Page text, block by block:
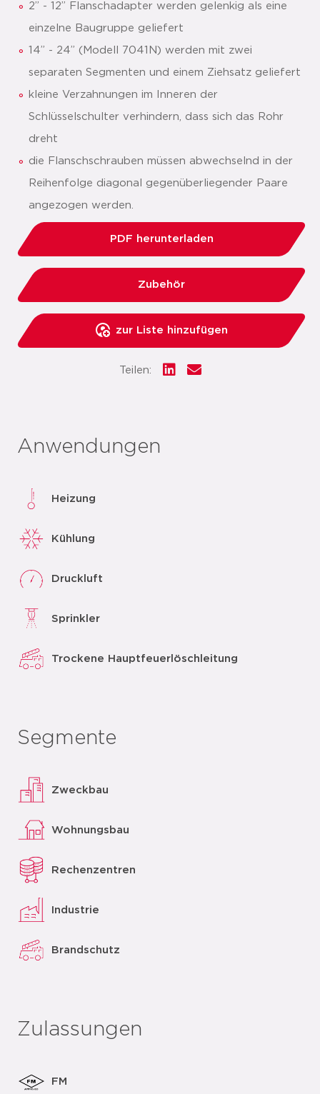
2” - 12” Flanschadapter werden gelenkig als eine
einzelne Baugruppe geliefert
14” - 24” (Modell 7041N) werden mit zwei
separaten Segmenten und einem Ziehsatz geliefert
kleine Verzahnungen im Inneren der
Schlüsselschulter verhindern, dass sich das Rohr
dreht
die Flanschschrauben müssen abwechselnd in der
Reihenfolge diagonal gegenüberliegender Paare
angezogen werden.
PDF herunterladen
Zubehör
zur Liste hinzufügen
Teilen:
Anwendungen
Heizung
Kühlung
Druckluft
Sprinkler
Trockene Hauptfeuerlöschleitung
Segmente
Zweckbau
Wohnungsbau
Rechenzentren
Industrie
Brandschutz
Zulassungen
FM